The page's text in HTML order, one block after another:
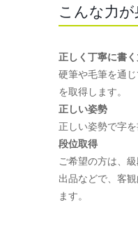
こんな力
正しく丁寧に書
硬筆や毛筆を通
を取得します。
正しい姿勢
正しい姿勢で字
段位取得
ご希望の方は、
出品などで、客
ます。